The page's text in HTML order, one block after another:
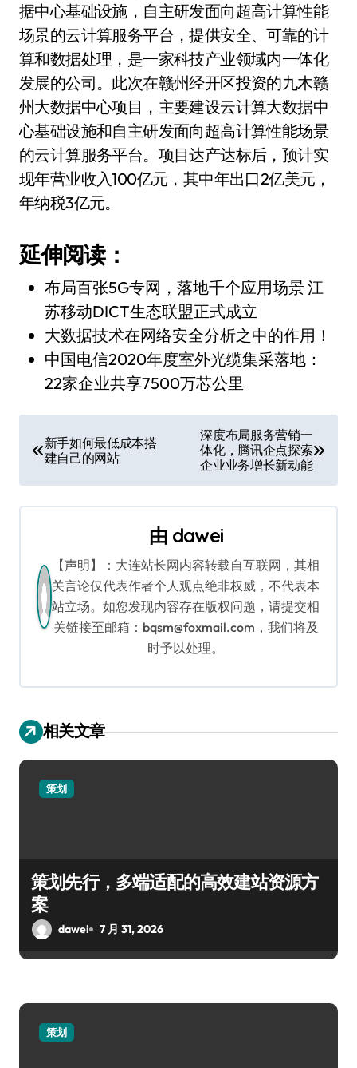
据中心基础设施，自主研发面向超高计算性能
场景的云计算服务平台，提供安全、可靠的计
算和数据处理，是一家科技产业领域内一体化
发展的公司。此次在赣州经开区投资的九木赣
州大数据中心项目，主要建设云计算大数据中
心基础设施和自主研发面向超高计算性能场景
的云计算服务平台。项目达产达标后，预计实
现年营业收入100亿元，其中年出口2亿美元，
年纳税3亿元。
延伸阅读：
布局百张5G专网，落地千个应用场景 江
苏移动DICT生态联盟正式成立
大数据技术在网络安全分析之中的作用！
中国电信2020年度室外光缆集采落地：
22家企业共享7500万芯公里
章
导
新手如何最低成本搭
建自己的网站
深度布局服务营销一
体化，腾讯企点探索
企业业务增长新动能
由 dawei
【声明】：大连站长网内容转载自互联网，其相
关言论仅代表作者个人观点绝非权威，不代表本
站立场。如您发现内容存在版权问题，请提交相
关链接至邮箱：bqsm@foxmail.com，我们将及
时予以处理。
相关文章
策划
策划先行，多端适配的高效建站资源方
案
dawei 7 月 31, 2026
策划